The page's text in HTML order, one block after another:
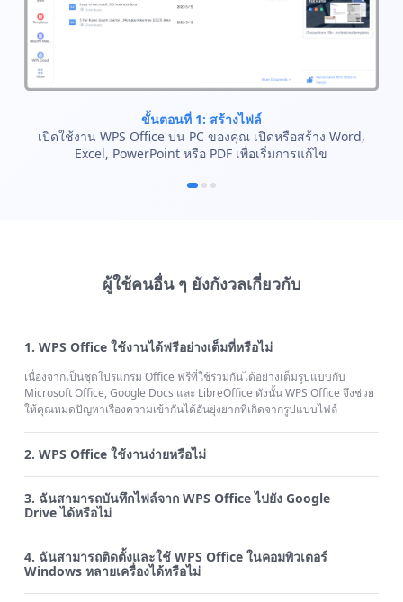
ขั้นตอนที่ 1: สร้างไฟล์
เปิดใช้งาน WPS Office บน PC ของคุณ เปิดหรือสร้าง Word,
Excel, PowerPoint หรือ PDF เพื่อเริ่มการแก้ไข
ผู้ใช้คนอื่น ๆ ยังกังวลเกี่ยวกับ
1. WPS Office ใช้งานได้ฟรีอย่างเต็มที่หรือไม่
เนื่องจากเป็นชุดโปรแกรม Office ฟรีที่ใช้ร่วมกันได้อย่างเต็มรูปแบบกับ
Microsoft Office, Google Docs และ LibreOffice ดังนั้น WPS Office จึงช่วย
ให้คุณหมดปัญหาเรื่องความเข้ากันได้อันยุ่งยากที่เกิดจากรูปแบบไฟล์
2. WPS Office ใช้งานง่ายหรือไม่
3. ฉันสามารถบันทึกไฟล์จาก WPS Office ไปยัง Google
Drive ได้หรือไม่
4. ฉันสามารถติดตั้งและใช้ WPS Office ในคอมพิวเตอร์
Windows หลายเครื่องได้หรือไม่